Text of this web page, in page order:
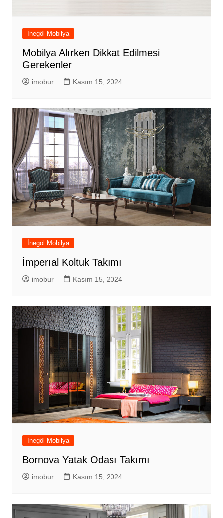
İnegöl Mobilya
Mobilya Alırken Dikkat Edilmesi
Gerekenler
imobur Kasım 15, 2024
İnegöl Mobilya
İmperıal Koltuk Takımı
imobur Kasım 15, 2024
İnegöl Mobilya
Bornova Yatak Odası Takımı
imobur Kasım 15, 2024